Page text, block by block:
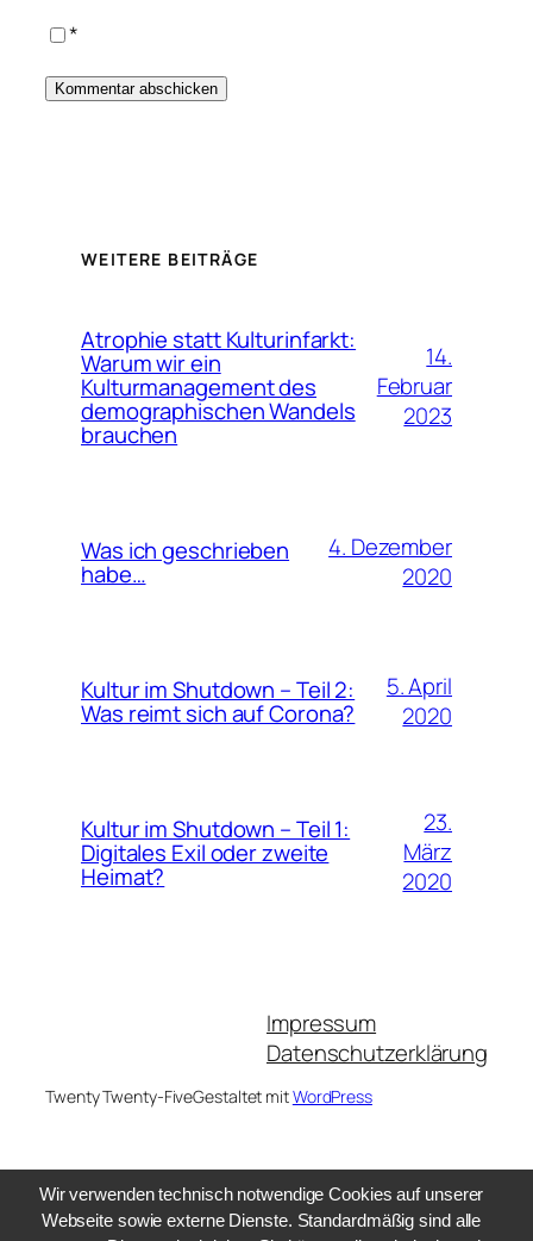
*
WEITERE BEITRÄGE
Atrophie statt Kulturinfarkt:
Warum wir ein
Kulturmanagement des
demographischen Wandels
brauchen
14.
Februar
2023
Was ich geschrieben
habe…
4. Dezember
2020
Kultur im Shutdown – Teil 2:
Was reimt sich auf Corona?
5. April
2020
Kultur im Shutdown – Teil 1:
Digitales Exil oder zweite
Heimat?
23.
März
2020
Impressum
Datenschutzerklärung
Twenty Twenty-FiveGestaltet mitWordPress
Wir verwenden technisch notwendige Cookies auf unserer
Webseite sowie externe Dienste. Standardmäßig sind alle